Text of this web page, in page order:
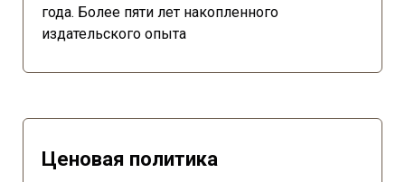
года. Более пяти лет накопленного
издательского опыта
Ценовая политика